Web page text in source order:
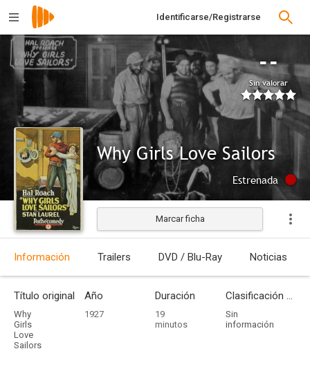
Identificarse/Registrarse
--
Sin valorar
Why Girls Love Sailors
Estrenada
Marcar ficha
Información Trailers DVD / Blu-Ray Noticias
Título original
Why
Girls
Love
Sailors
Año
1927
Duración
19
minutos
Clasificación por edades
Sin
información